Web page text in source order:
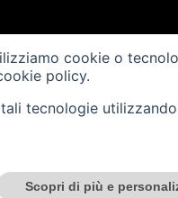
cookie o
policy.
tecnologie
Scopri di più e